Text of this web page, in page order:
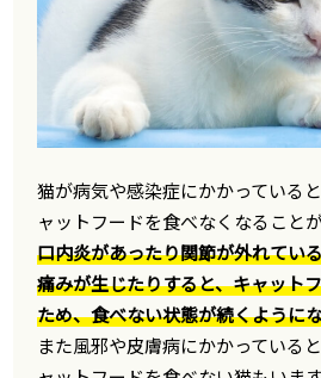
猫が病気や感染症にかかっている
ャットフードを食べなくなること
口内炎があったり関節が外れてい
痛みが生じたりすると、キャット
ため、食べない状態が続くように
また風邪や皮膚病にかかっている